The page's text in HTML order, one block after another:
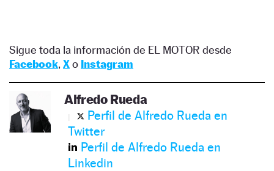
Sigue toda la información de EL MOTOR desde
Facebook, Xo Instagram
Alfredo Rueda
Perfil de Alfredo Rueda en
Twitter
Perfil de Alfredo Rueda en
Linkedin